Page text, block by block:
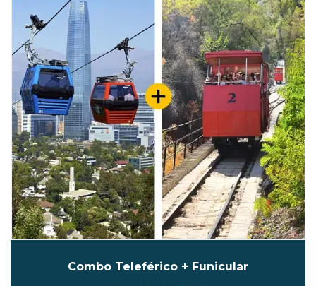
Combo Teleférico + Funicular